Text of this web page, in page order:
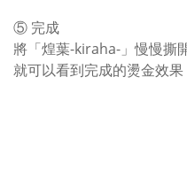
⑤ 完成
將「煌葉-kiraha-」慢慢撕
就可以看到完成的燙金效果